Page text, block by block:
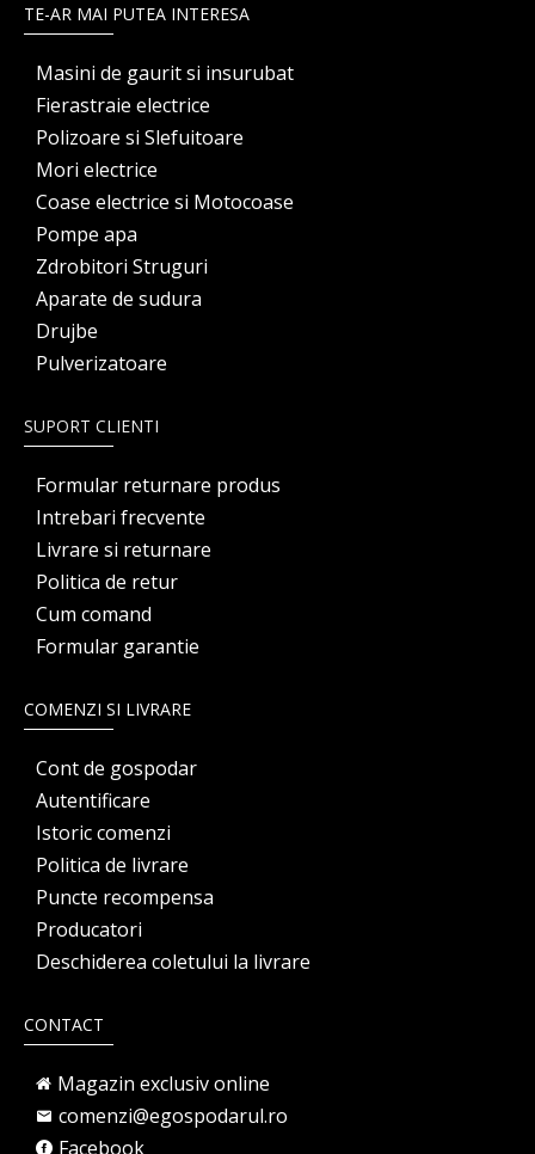
TE-AR MAI PUTEA INTERESA
Masini de gaurit si insurubat
Fierastraie electrice
Polizoare si Slefuitoare
Mori electrice
Coase electrice si Motocoase
Pompe apa
Zdrobitori Struguri
Aparate de sudura
Drujbe
Pulverizatoare
SUPORT CLIENTI
Formular returnare produs
Intrebari frecvente
Livrare si returnare
Politica de retur
Cum comand
Formular garantie
COMENZI SI LIVRARE
Cont de gospodar
Autentificare
Istoric comenzi
Politica de livrare
Puncte recompensa
Producatori
Deschiderea coletului la livrare
CONTACT
Magazin exclusiv online
comenzi@egospodarul.ro
Facebook